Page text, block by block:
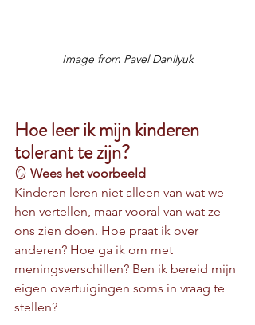
Image from Pavel Danilyuk
Hoe leer ik mijn kinderen
tolerant te zijn?
🪞 Wees het voorbeeld
Kinderen leren niet alleen van wat we
hen vertellen, maar vooral van wat ze
ons zien doen. Hoe praat ik over
anderen? Hoe ga ik om met
meningsverschillen? Ben ik bereid mijn
eigen overtuigingen soms in vraag te
stellen?